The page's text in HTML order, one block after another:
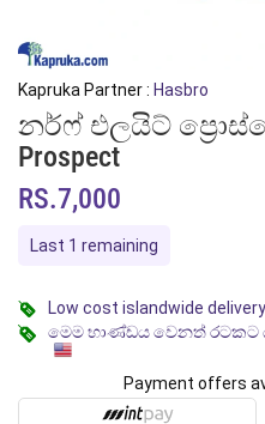
Kapruka Partner : Hasbro
නර්ෆ් එලයිට්
Prospect
RS.7,000
Last 1 remaining
Low cost islandwide delivery
මෙම භාණ්ඩය වෙනත් රටකට
Payment offers